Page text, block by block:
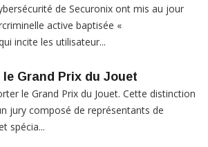
de Securonix ont mis au jour
active baptisée «
incite les utilisateur...
Grand Prix du Jouet
le Grand Prix du Jouet. Cette distinction
jury composé de représentants de
spécia...